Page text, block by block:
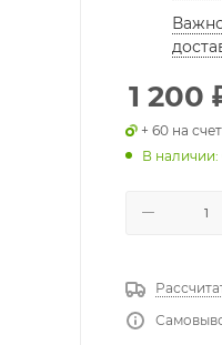
1 200
+ 60 на счет
В наличии: